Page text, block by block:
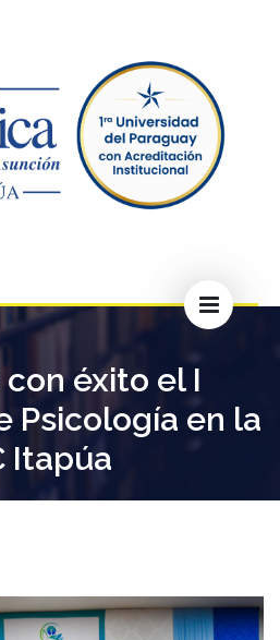
éxito el I
Psicología en la
Itapúa